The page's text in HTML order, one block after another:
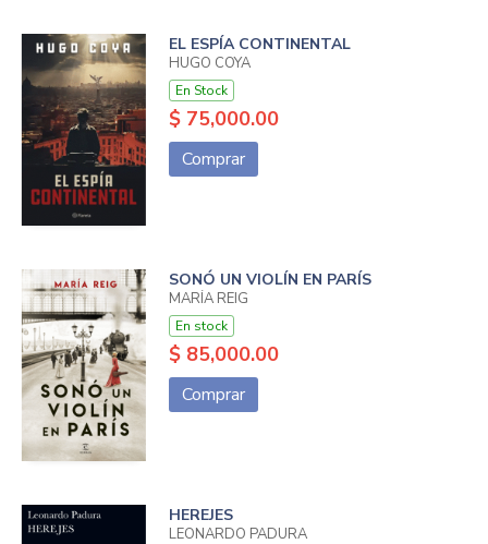
EL ESPÍA CONTINENTAL
HUGO COYA
En Stock
$ 75,000.00
Comprar
SONÓ UN VIOLÍN EN PARÍS
MARÍA REIG
En stock
$ 85,000.00
Comprar
HEREJES
LEONARDO PADURA